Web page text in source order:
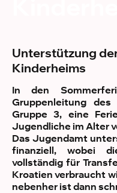
Unterstützung
Kinderheims
In den
Gruppenleitung des
Gruppe 3, eine
Jugendliche im Alter
Das Jugendamt
finanziell, wobei
vollständig für
Kroatien verbraucht
nebenher ist dann